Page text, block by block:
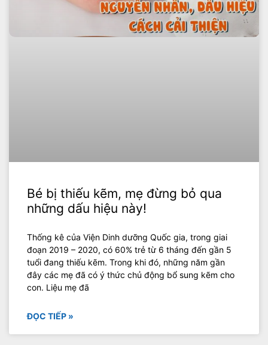
Bé bị thiếu kẽm, mẹ đừng bỏ qua
những dấu hiệu này!
Thống kê của Viện Dinh dưỡng Quốc gia, trong giai
đoạn 2019 – 2020, có 60% trẻ từ 6 tháng đến gần 5
tuổi đang thiếu kẽm. Trong khi đó, những năm gần
đây các mẹ đã có ý thức chủ động bổ sung kẽm cho
con. Liệu mẹ đã
ĐỌC TIẾP »